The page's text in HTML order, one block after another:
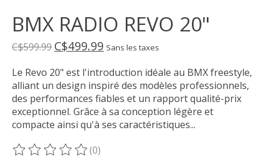
BMX RADIO REVO 20"
C$599.99 C$499.99 Sans les taxes
Le Revo 20" est l'introduction idéale au BMX freestyle,
alliant un design inspiré des modèles professionnels,
des performances fiables et un rapport qualité-prix
exceptionnel. Grâce à sa conception légère et
compacte ainsi qu'à ses caractéristiques...
(0)